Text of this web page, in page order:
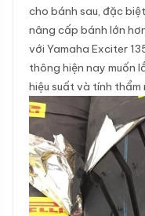
cho bánh sau, đặc
nâng cấp bánh lớn
với Yamaha Exciter
thông hiện nay muốn
hiệu suất và tính thẩm